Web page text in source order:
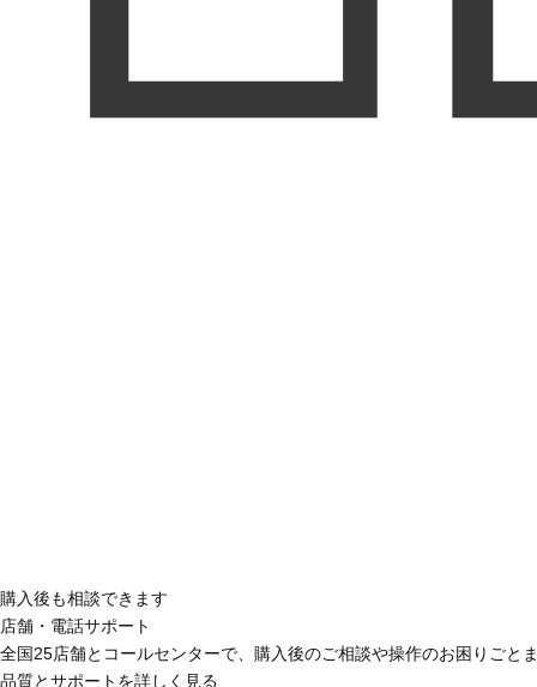
購入後も相談できます
店舗・電話サポート
全国25店舗とコールセンターで、購入後のご相談や操作のお困りごと
品質とサポートを詳しく見る